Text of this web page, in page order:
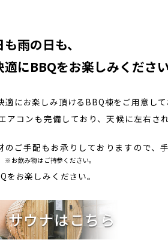
雨の日も、
適にBBQをお楽しみくださ
にお楽しみ頂けるBBQ棟をご用意して
アコンも完備しており、天候に左右さ
のご手配もお承りしておりますので、
※お飲み物はご持参ください。
をお楽しみください。
サウナはこちら